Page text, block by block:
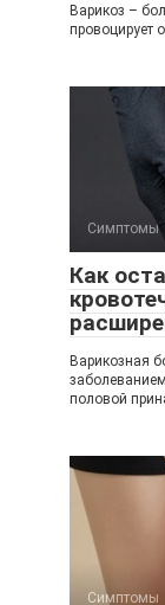
Варикоз –
провоцирует
Симптомы
Как
Варикозная
половой
Симптомы